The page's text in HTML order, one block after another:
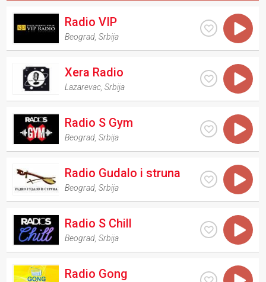
Radio VIP
Beograd ,Srbija
Xera Radio
Lazarevac ,Srbija
Radio S Gym
Beograd ,Srbija
Radio Gudalo i struna
Beograd ,Srbija
Radio S Chill
Beograd ,Srbija
Radio Gong